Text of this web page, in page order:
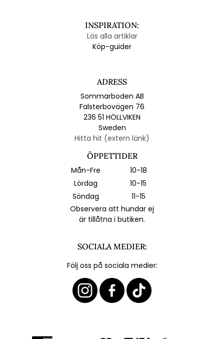
INSPIRATION:
Läs alla artiklar
Köp-guider
ADRESS
Sommarboden AB
Falsterbovägen 76
236 51 HÖLLVIKEN
Sweden
Hitta hit (extern länk)
ÖPPETTIDER
Mån-Fre
10-18
Lördag
10-15
Söndag
11-15
Observera att hundar ej
är tillåtna i butiken.
SOCIALA MEDIER:
Följ oss på sociala medier: